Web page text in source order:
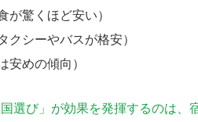
が驚くほど安い）
クシーやバスが格安）
安めの傾向）
選び」が効果を発揮するのは、